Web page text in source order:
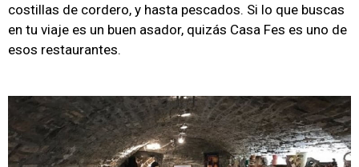
costillas de cordero, y hasta pescados. Si lo que buscas
en tu viaje es un buen asador, quizás Casa Fes es uno de
esos restaurantes.